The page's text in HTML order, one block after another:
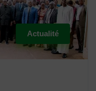
Actualité